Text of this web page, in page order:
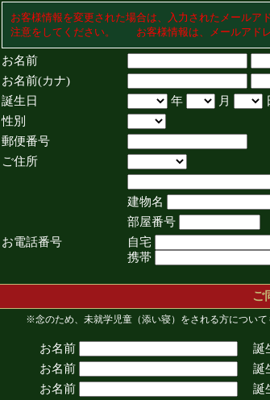
お客様情報を変更された場合は、入力されたメールア
注意をしてください。 お客様情報は、メールアドレ
お名前
お名前(カナ)
誕生日
年 月
性別
郵便番号
ご住所
建物名
部屋番号
お電話番号
自宅
携帯
ご
※念のため、未就学児童（添い寝）をされる方につい
お名前 誕
お名前
誕
お名前
誕